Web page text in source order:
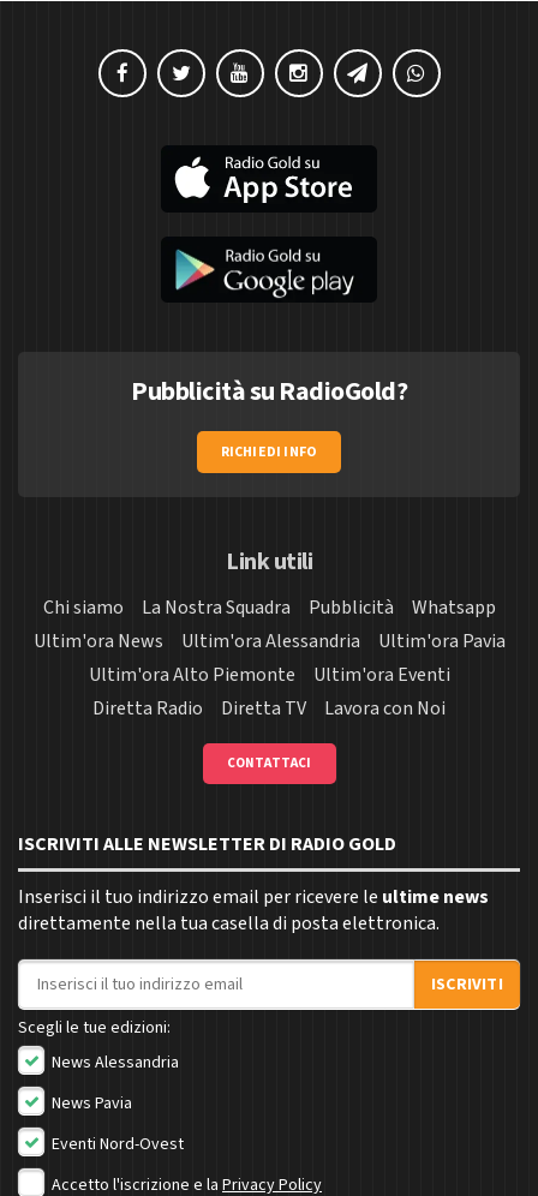
Pubblicità su RadioGold?
RICHIEDI INFO
Link utili
Chi siamo La Nostra Squadra Pubblicità
Whatsapp
Ultim'ora News
Ultim'ora Alessandria
Ultim'ora Pavia
Ultim'ora Alto Piemonte
Ultim'ora Eventi
Diretta Radio
Diretta TV Lavora con Noi
CONTATTACI
ISCRIVITI ALLE NEWSLETTER DI RADIO GOLD
Inserisci il tuo indirizzo email per ricevere le ultime news
direttamente nella tua casella di posta elettronica.
Indirizzo email
ISCRIVITI
Scegli le tue edizioni:
News Alessandria
News Pavia
Eventi Nord-Ovest
Accetto l'iscrizione e la Privacy Policy